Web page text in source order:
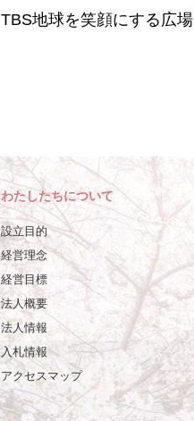
TBS地球を笑顔にする広場
わたしたちについて
設立目的
経営理念
経営目標
法人概要
法人情報
入札情報
アクセスマップ